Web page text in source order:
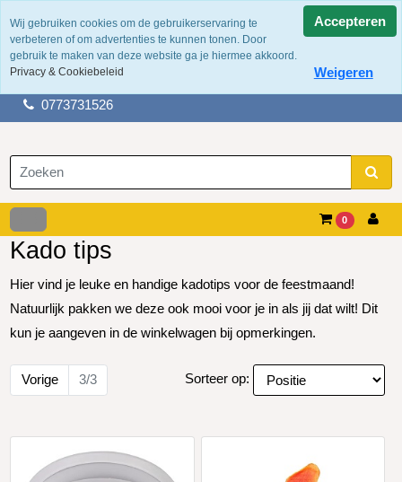
100 jaar ervaring
Fysieke winkel in tegelen
0773731526
0
Kado tips
Hier vind je leuke en handige kadotips voor de feestmaand!
Natuurlijk pakken we deze ook mooi voor je in als jij dat wilt! Dit
kun je aangeven in de winkelwagen bij opmerkingen.
Sorteer op:
Vorige 3/3
Wij gebruiken cookies om de gebruikerservaring te
verbeteren of om advertenties te kunnen tonen. Door
gebruik te maken van deze website ga je hiermee akkoord.
Privacy & Cookiebeleid
Accepteren
Weigeren